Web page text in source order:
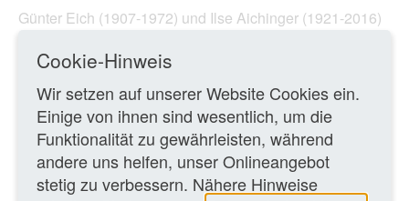
Günter Eich (1907-1972) und Ilse Aichinger (1921-2016)
1952 hatte die junge österreichische Autorin den Preis
Ganzen Artikel lesen
02.11.2021 – Hans-Ulrich Wagner/MK
Cookie-Hinweis
Wir setzen auf unserer Website Cookies ein.
Einige von ihnen sind wesentlich, um die
Funktionalität zu gewährleisten, während
andere uns helfen, unser Onlineangebot
stetig zu verbessern. Nähere Hinweise